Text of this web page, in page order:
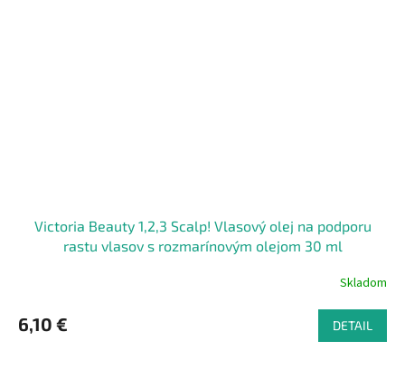
Victoria Beauty 1,2,3 Scalp! Vlasový olej na podporu
rastu vlasov s rozmarínovým olejom 30 ml
Skladom
6,10 € DETAIL